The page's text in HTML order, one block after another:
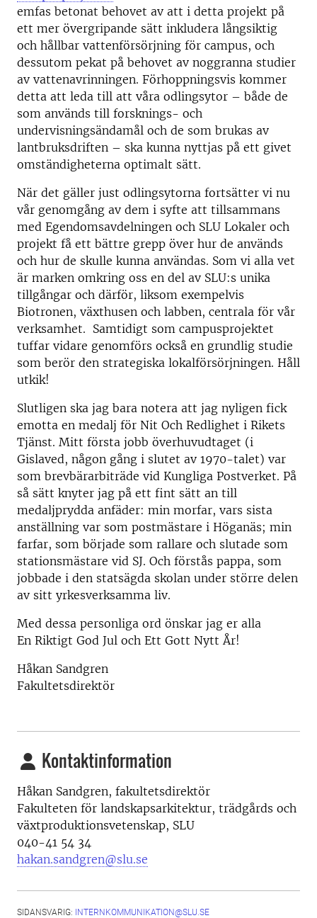
emfas betonat behovet av att i detta projekt på
ett mer övergripande sätt inkludera långsiktig
och hållbar vattenförsörjning för campus, och
dessutom pekat på behovet av noggranna studier
av vattenavrinningen. Förhoppningsvis kommer
detta att leda till att våra odlingsytor – både de
som används till forsknings- och
undervisningsändamål och de som brukas av
lantbruksdriften – ska kunna nyttjas på ett givet
omständigheterna optimalt sätt.
När det gäller just odlingsytorna fortsätter vi nu
vår genomgång av dem i syfte att tillsammans
med Egendomsavdelningen och SLU Lokaler och
projekt få ett bättre grepp över hur de används
och hur de skulle kunna användas. Som vi alla vet
är marken omkring oss en del av SLU:s unika
tillgångar och därför, liksom exempelvis
Biotronen, växthusen och labben, centrala för vår
verksamhet. Samtidigt som campusprojektet
tuffar vidare genomförs också en grundlig studie
som berör den strategiska lokalförsörjningen. Håll
utkik!
Slutligen ska jag bara notera att jag nyligen fick
emotta en medalj för Nit Och Redlighet i Rikets
Tjänst. Mitt första jobb överhuvudtaget (i
Gislaved, någon gång i slutet av 1970-talet) var
som brevbärarbiträde vid Kungliga Postverket. På
så sätt knyter jag på ett fint sätt an till
medaljprydda anfäder: min morfar, vars sista
anställning var som postmästare i Höganäs; min
farfar, som började som rallare och slutade som
stationsmästare vid SJ. Och förstås pappa, som
jobbade i den statsägda skolan under större delen
av sitt yrkesverksamma liv.
Med dessa personliga ord önskar jag er alla
En Riktigt God Jul och Ett Gott Nytt År!
Håkan Sandgren
Fakultetsdirektör
Kontaktinformation
Håkan Sandgren, fakultetsdirektör
Fakulteten för landskapsarkitektur, trädgårds och
växtproduktionsvetenskap, SLU
040-41 54 34
hakan.sandgren@slu.se
SIDANSVARIG: INTERNKOMMUNIKATION@SLU.SE